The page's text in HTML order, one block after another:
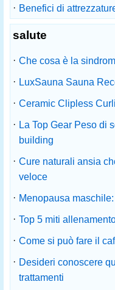
· Benefici di
salute
· Che cosa è la
· LuxSauna Sauna
· Ceramic Clipless
· La Top Gear Peso di
building
· Cure naturali ansia
veloce
· Menopausa
· Top 5 miti
· Come si può fare il
· Desideri conoscere
trattamenti